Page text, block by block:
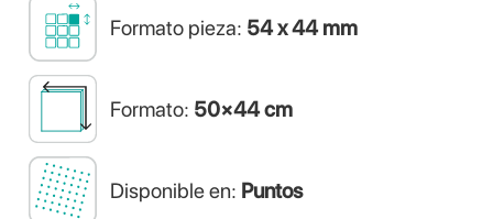
Formato pieza: 54 x 44 mm
Formato: 50×44 cm
Disponible en: Puntos